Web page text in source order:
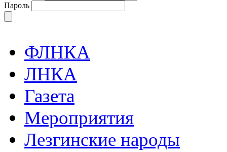
Пароль
ФЛНКА
ЛНКА
Газета
Мероприятия
Лезгинские народы